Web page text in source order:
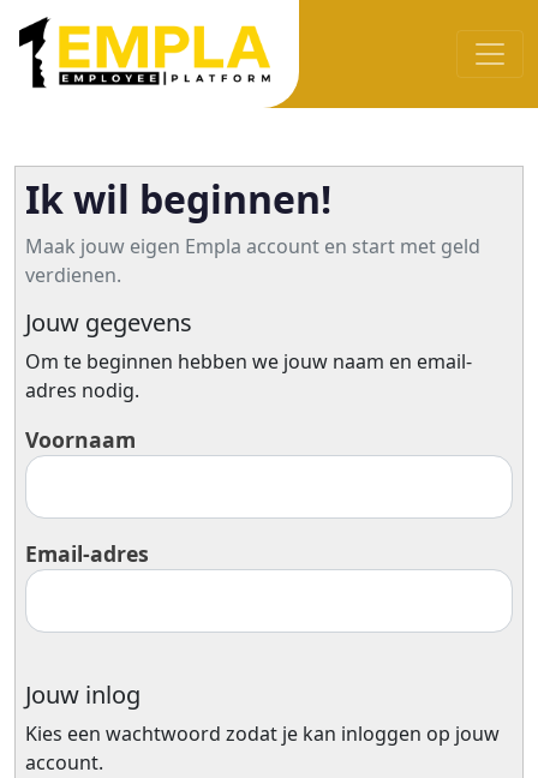
Ik wil beginnen!
Maak jouw eigen Empla account en start met geld
verdienen.
Jouw gegevens
Om te beginnen hebben we jouw naam en email-
adres nodig.
Voornaam
Email-adres
Jouw inlog
Kies een wachtwoord zodat je kan inloggen op jouw
account.